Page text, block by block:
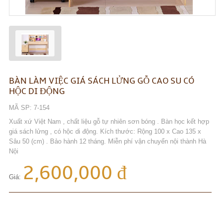
BÀN LÀM VIỆC GIÁ SÁCH LỬNG GỖ CAO SU CÓ
HỘC DI ĐỘNG
MÃ SP: 7-154
Xuất xứ Việt Nam , chất liệu gỗ tự nhiên sơn bóng . Bàn học kết hợp
giá sách lửng , có hộc di động. Kích thước: Rộng 100 x Cao 135 x
Sâu 50 (cm) . Bảo hành 12 tháng. Miễn phí vận chuyển nội thành Hà
Nội
Giá: 2,600,000 đ